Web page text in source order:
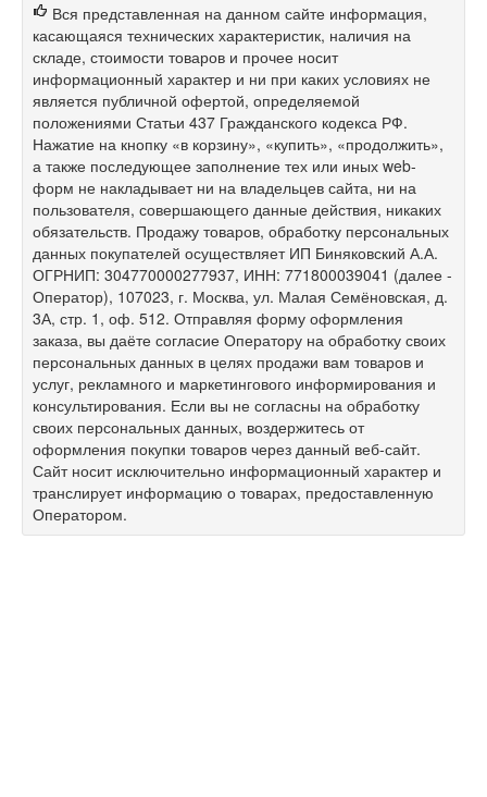
Вся представленная на данном сайте информация,
касающаяся технических характеристик, наличия на
складе, стоимости товаров и прочее носит
информационный характер и ни при каких условиях не
является публичной офертой, определяемой
положениями Статьи 437 Гражданского кодекса РФ.
Нажатие на кнопку «в корзину», «купить», «продолжить»,
а также последующее заполнение тех или иных web-
форм не накладывает ни на владельцев сайта, ни на
пользователя, совершающего данные действия, никаких
обязательств. Продажу товаров, обработку персональных
данных покупателей осуществляет ИП Биняковский А.А.
ОГРНИП: 304770000277937, ИНН: 771800039041 (далее -
Оператор), 107023, г. Москва, ул. Малая Семёновская, д.
3А, стр. 1, оф. 512. Отправляя форму оформления
заказа, вы даёте согласие Оператору на обработку своих
персональных данных в целях продажи вам товаров и
услуг, рекламного и маркетингового информирования и
консультирования. Если вы не согласны на обработку
своих персональных данных, воздержитесь от
оформления покупки товаров через данный веб-сайт.
Сайт носит исключительно информационный характер и
транслирует информацию о товарах, предоставленную
Оператором.